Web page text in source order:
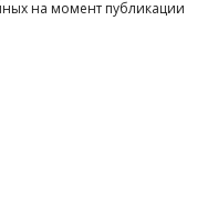
на момент публикации